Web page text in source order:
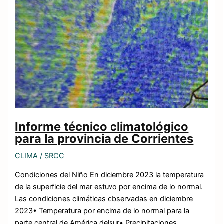
Informe técnico climatológico
para la provincia de Corrientes
CLIMA / SRCC
Condiciones del Niño En diciembre 2023 la temperatura
de la superficie del mar estuvo por encima de lo normal.
Las condiciones climáticas observadas en diciembre
2023• Temperatura por encima de lo normal para la